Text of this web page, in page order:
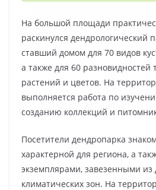
На большой площади
раскинулся дендрологический
ставший домом для 70 видов
а также для 60 разновидностей
растений и цветов. На
выполняется работа по
созданию коллекций и
Посетители дендропарка
характерной для региона, а
экземплярами, завезенными из
климатических зон. На